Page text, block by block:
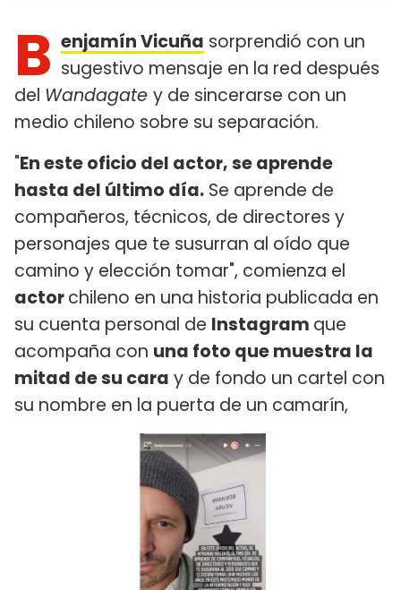
B enjamín Vicuña sorprendió con un
sugestivo mensaje en la red después
del Wandagate y de sincerarse con un
medio chileno sobre su separación.
"En este oficio del actor, se aprende
hasta del último día. Se aprende de
compañeros, técnicos, de directores y
personajes que te susurran al oído que
camino y elección tomar", comienza el
actorchileno en una historia publicada en
su cuenta personal de Instagram que
acompaña con una foto que muestra la
mitad de su cara y de fondo un cartel con
su nombre en la puerta de un camarín,